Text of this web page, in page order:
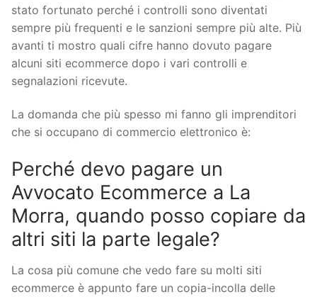
stato fortunato perché i controlli sono diventati
sempre più frequenti e le sanzioni sempre più alte. Più
avanti ti mostro quali cifre hanno dovuto pagare
alcuni siti ecommerce dopo i vari controlli e
segnalazioni ricevute.
La domanda che più spesso mi fanno gli imprenditori
che si occupano di commercio elettronico è:
Perché devo pagare un
Avvocato Ecommerce a La
Morra, quando posso copiare da
altri siti la parte legale?
La cosa più comune che vedo fare su molti siti
ecommerce è appunto fare un copia-incolla delle